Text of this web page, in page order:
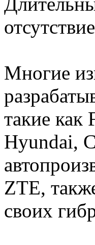
Многие
такие
Hyundai,
ZTE,
своих